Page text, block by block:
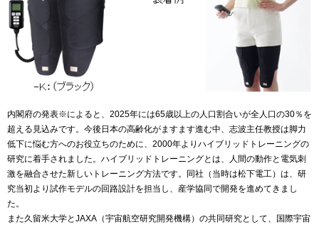
内閣府の発表※によると、2025年には65歳以上の人口割合いが全人口の30％を
超える見込みです。今後日本の高齢化がますます進む中、志波主任教授は脚力
低下に悩む方へのお役立ちのために、2000年よりハイブリッドトレーニングの
研究に着手されました。ハイブリッドトレーニングとは、人間の動作と電気刺
激を融合させた新しいトレーニング方法です。同社（当時は松下電工）は、研
究当初より試作モデルの回路設計を担当し、産学協同で開発を進めてきまし
た。
また久留米大学とJAXA（宇宙航空研究開発機構）の共同研究として、国際宇宙